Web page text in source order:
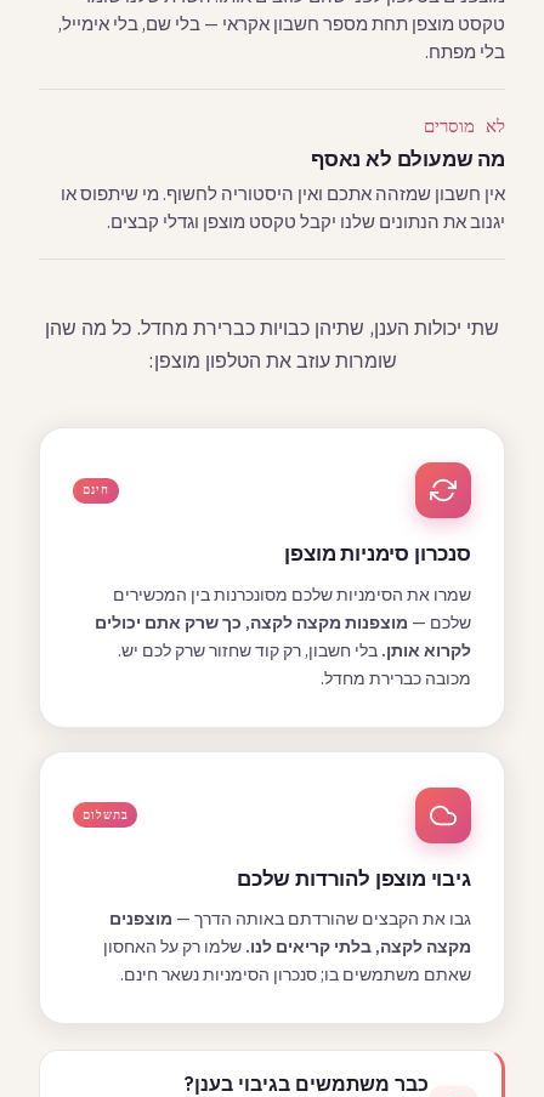
טקסט מוצפן תחת מספר חשבון אקראי — בלי שם, בלי אימייל,
בלי מפתח.
לא מוסרים
מה שמעולם לא נאסף
אין חשבון שמזהה אתכם ואין היסטוריה לחשוף. מי שיתפוס או
יגנוב את הנתונים שלנו יקבל טקסט מוצפן וגדלי קבצים.
שתי יכולות הענן, שתיהן כבויות כברירת מחדל. כל מה שהן
שומרות עוזב את הטלפון מוצפן:
חינם
סנכרון סימניות מוצפן
שמרו את הסימניות שלכם מסונכרנות בין המכשירים
שלכם — מוצפנות מקצה לקצה, כך שרק אתם יכולים
לקרוא אותן. בלי חשבון, רק קוד שחזור שרק לכם יש.
מכובה כברירת מחדל.
בתשלום
גיבוי מוצפן להורדות שלכם
גבו את הקבצים שהורדתם באותה הדרך — מוצפנים
מקצה לקצה, בלתי קריאים לנו. שלמו רק על האחסון
שאתם משתמשים בו; סנכרון הסימניות נשאר חינם.
כבר משתמשים בגיבוי בענן?